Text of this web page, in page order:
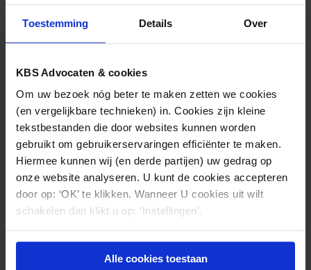
Toestemming Details Over
KBS Advocaten & cookies
Om uw bezoek nóg beter te maken zetten we cookies
(en vergelijkbare technieken) in. Cookies zijn kleine
tekstbestanden die door websites kunnen worden
gebruikt om gebruikerservaringen efficiënter te maken.
Hiermee kunnen wij (en derde partijen) uw gedrag op
onze website analyseren. U kunt de cookies accepteren
door op: ‘OK’ te klikken. Wanneer U cookies uit wilt
schakelen dan klikt u op: ‘Instellingen’.
Alle cookies toestaan
aan komt op de vraag “of verweerder […] al datgene
heeft gedaan wat in de gegeven omstandigheden
het belang van een goede uitoefening van
college beantwoord deze vraag positief en verklaart
alle klachten ongegrond.
Klikhiervoor de uitspraak.
Ook interessant?